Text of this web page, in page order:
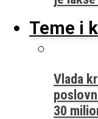
Teme i
Vlada
30